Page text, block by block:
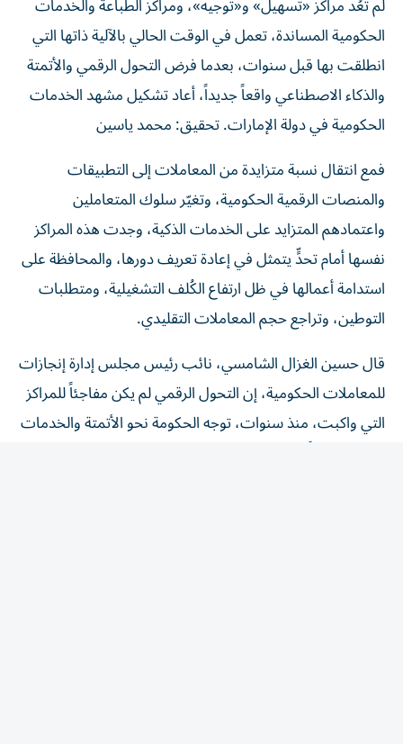
الحكومية المساندة، تعمل في الوقت الحالي بالآلية ذاتها التي
انطلقت بها قبل سنوات، بعدما فرض التحول الرقمي والأتمتة
والذكاء الاصطناعي واقعاً جديداً، أعاد تشكيل مشهد الخدمات
الحكومية في دولة الإمارات. تحقيق: محمد ياسين
والمنصات الرقمية الحكومية، وتغيّر سلوك المتعاملين
واعتمادهم المتزايد على الخدمات الذكية، وجدت هذه المراكز
نفسها أمام تحدٍّ يتمثل في إعادة تعريف دورها، والمحافظة على
استدامة أعمالها في ظل ارتفاع الكُلف التشغيلية، ومتطلبات
التوطين، وتراجع حجم المعاملات التقليدي.
للمعاملات الحكومية، إن التحول الرقمي لم يكن مفاجئاً للمراكز
التي واكبت، منذ سنوات، توجه الحكومة نحو الأتمتة والخدمات
الذكية، مؤكداً أن «إنجازات» وضعت ضمن خططها